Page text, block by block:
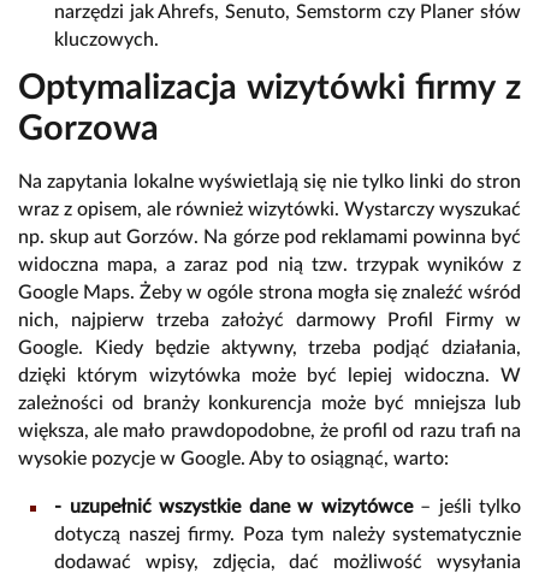
narzędzi jak Ahrefs, Senuto, Semstorm czy Planer słów
kluczowych.
Optymalizacja wizytówki firmy z
Gorzowa
Na zapytania lokalne wyświetlają się nie tylko linki do stron
wraz z opisem, ale również wizytówki. Wystarczy wyszukać
np. skup aut Gorzów. Na górze pod reklamami powinna być
widoczna mapa, a zaraz pod nią tzw. trzypak wyników z
Google Maps. Żeby w ogóle strona mogła się znaleźć wśród
nich, najpierw trzeba założyć darmowy Profil Firmy w
Google. Kiedy będzie aktywny, trzeba podjąć działania,
dzięki którym wizytówka może być lepiej widoczna. W
zależności od branży konkurencja może być mniejsza lub
większa, ale mało prawdopodobne, że profil od razu trafi na
wysokie pozycje w Google. Aby to osiągnąć, warto:
- uzupełnić wszystkie dane w wizytówce– jeśli tylko
dotyczą naszej firmy. Poza tym należy systematycznie
dodawać wpisy, zdjęcia, dać możliwość wysyłania